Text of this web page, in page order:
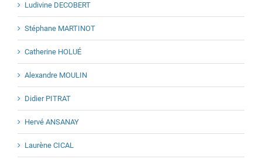
Ludivine DECOBERT
Stéphane MARTINOT
Catherine HOLUÉ
Alexandre MOULIN
Didier PITRAT
Hervé ANSANAY
Laurène CICAL